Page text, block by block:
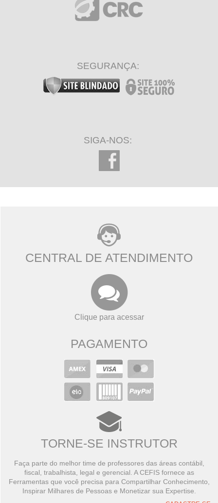
SEGURANÇA:
SIGA-NOS:
CENTRAL DE ATENDIMENTO
Clique para acessar
PAGAMENTO
TORNE-SE INSTRUTOR
Faça parte do melhor time de professores das áreas contábil,
fiscal, trabalhista, legal e gerencial. A CEFIS fornece as
Ferramentas que você precisa para Compartilhar Conhecimento,
Inspirar Milhares de Pessoas e Monetizar sua Expertise.